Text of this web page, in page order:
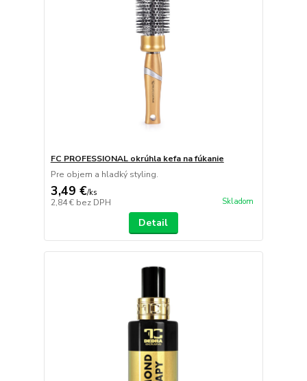
FC PROFESSIONAL okrúhla kefa na fúkanie
Pre objem a hladký styling.
3,49 €/ks
2,84 € bez DPH Skladom
Detail